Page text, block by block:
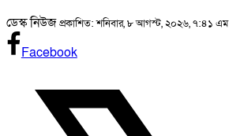
ডেস্ক নিউজপ্রকাশিত: শনিবার, ৮ আগস্ট, ২০২৬, ৭:৪১ এম
Facebook